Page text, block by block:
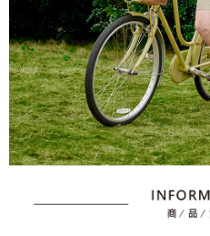
【注意事項】
１．透過由恩沛科技股份有限公司提
易，需依本服務之必要範圍內提供個
權轉讓予恩沛科技股份有限公司。
２．關於個人資料處理事宜，請瀏覽以
https://aftee.tw/terms/#terms3
３．未成年的使用者請事先徵得法定
「AFTEE先享後付」，若未經同意申
任。
４．使用「AFTEE先享後付」時，將
５．嚴禁一人註冊多個帳號或使用他
7-11取貨付款
免運費
付款後7-11取貨
免運費
宅配
免運費
免運費